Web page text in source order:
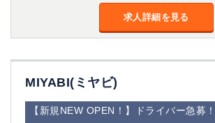
求人詳細を見る
MIYABI(ミヤビ)
【新規NEW OPEN！】ドライバー急募